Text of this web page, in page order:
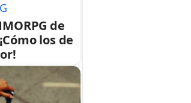
de
los de